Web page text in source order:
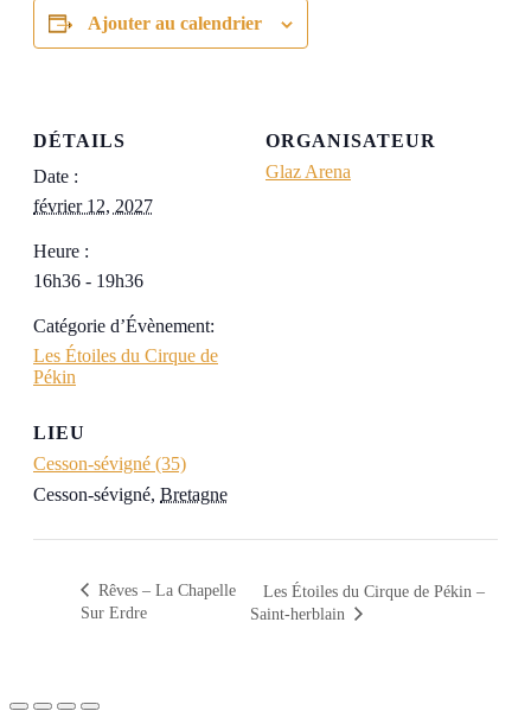
Ajouter au calendrier
DÉTAILS
Date :
février 12, 2027
Heure :
16h36 - 19h36
Catégorie d’Évènement:
Les Étoiles du Cirque de
Pékin
LIEU
Cesson-sévigné (35)
Cesson-sévigné, Bretagne
ORGANISATEUR
Glaz Arena
Rêves – La Chapelle
Sur Erdre
Les Étoiles du Cirque de Pékin –
Saint-herblain